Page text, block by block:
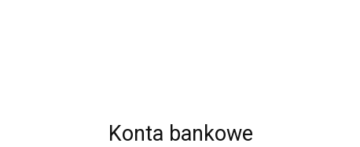
Konta bankowe